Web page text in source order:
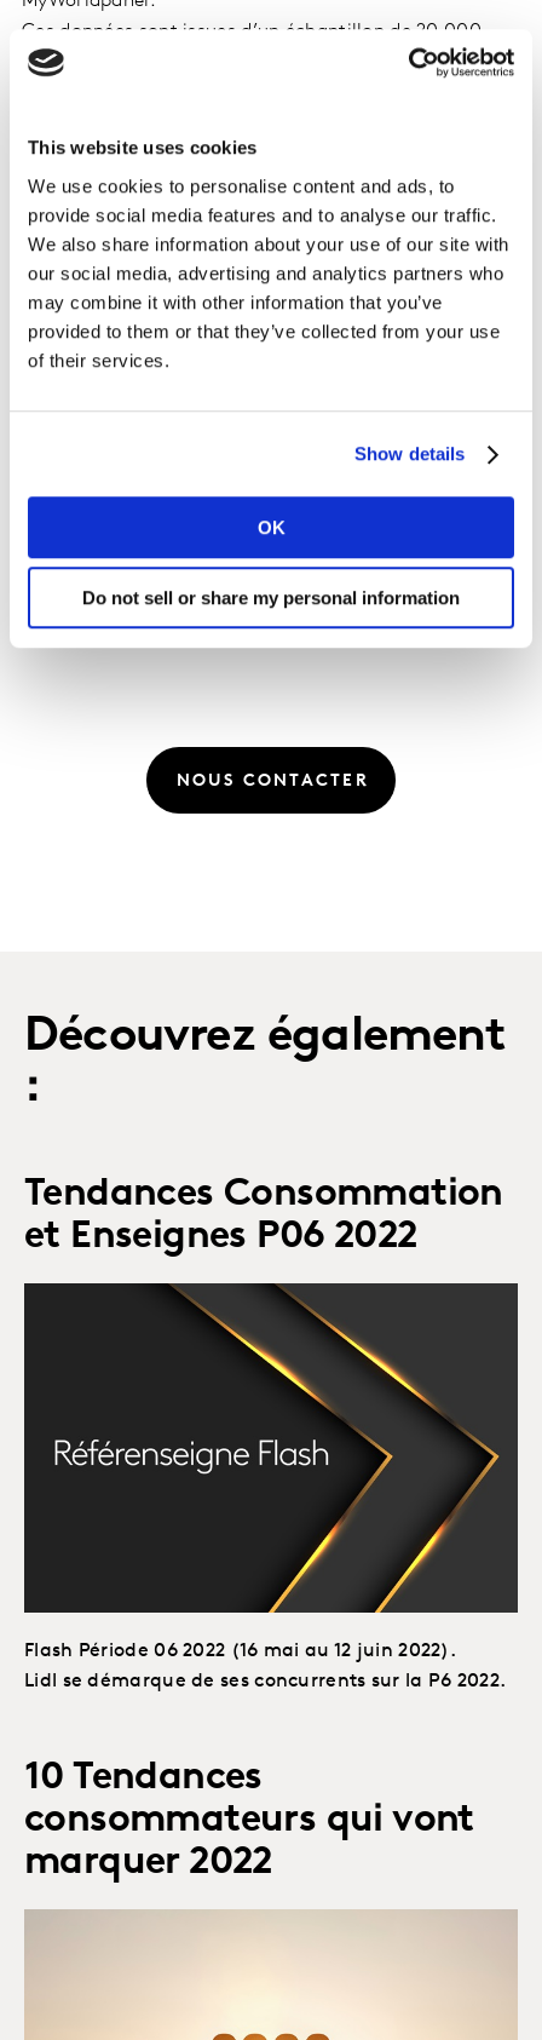
This website uses cookies
We use cookies to personalise content and ads, to
provide social media features and to analyse our traffic.
We also share information about your use of our site with
our social media, advertising and analytics partners who
may combine it with other information that you’ve
provided to them or that they’ve collected from your use
of their services.
Show details
OK
Do not sell or share my personal information
Ces données sont issues d’un échantillon de 20 000
foyers panélistes de Worldpanel. Elles sont calculées sur
ménages ordinaires en PGC + FRAIS LS* pour la
consommation au domicile.
*Univers de produits PGC + FRAIS LS = Produits de
Grande Consommation et Frais Libre-Service
(Alimentaire, Liquides, Hygiène beauté, Entretien). Ne
sont pas intégrés les achats de produits PGC-FLS "Anti-
Gaspillage», les achats de produits frais traditionnels
(Boucherie, Fruits et Légumes, Poissonnerie…), les vins
INTERNET / BLOG (EMBED CODE) :
NOUS CONTACTER
Découvrez également
:
Tendances Consommation
et Enseignes P06 2022
Flash Période 06 2022 (16 mai au 12 juin 2022).
Lidl se démarque de ses concurrents sur la P6 2022.
10 Tendances
consommateurs qui vont
marquer 2022